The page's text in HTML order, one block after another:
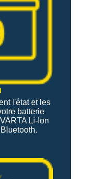
l'état et les
batterie
Li-Ion